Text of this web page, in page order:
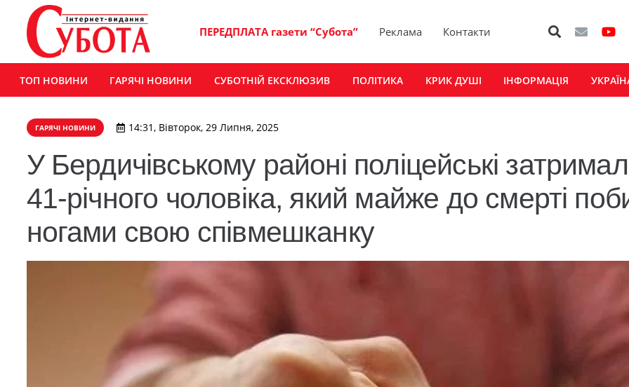
ПЕРЕДПЛАТА газети “Субота” Реклама Контакти
ТОП НОВИНИ ГАРЯЧІ НОВИНИ СУБОТНІЙ ЕКСКЛЮЗИВ ПОЛІТИКА КРИК ДУШІ ІНФОРМАЦІЯ
ГАРЯЧІ НОВИНИ 14:31, Вівторок, 29 Липня, 2025
У Бердичівському районі поліцейські
41-річного чоловіка, який майже до смерті
ногами свою співмешканку